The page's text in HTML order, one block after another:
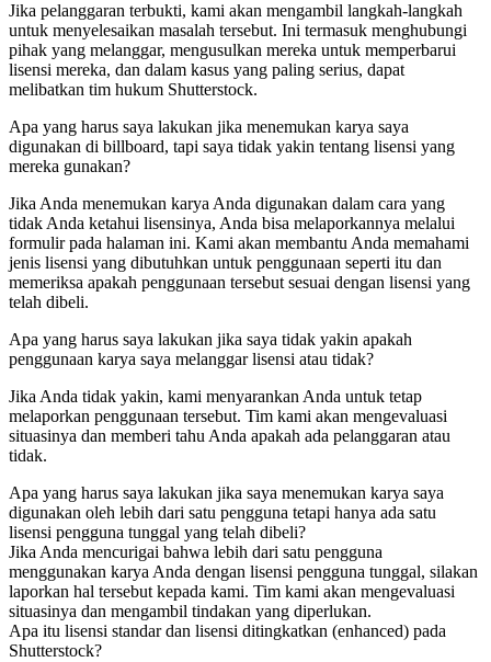
Jika pelanggaran terbukti, kami akan mengambil langkah-langkah
untuk menyelesaikan masalah tersebut. Ini termasuk menghubungi
pihak yang melanggar, mengusulkan mereka untuk memperbarui
lisensi mereka, dan dalam kasus yang paling serius, dapat
melibatkan tim hukum Shutterstock.
Apa yang harus saya lakukan jika menemukan karya saya
digunakan di billboard, tapi saya tidak yakin tentang lisensi yang
mereka gunakan?
Jika Anda menemukan karya Anda digunakan dalam cara yang
tidak Anda ketahui lisensinya, Anda bisa melaporkannya melalui
formulir pada halaman ini. Kami akan membantu Anda memahami
jenis lisensi yang dibutuhkan untuk penggunaan seperti itu dan
memeriksa apakah penggunaan tersebut sesuai dengan lisensi yang
telah dibeli.
Apa yang harus saya lakukan jika saya tidak yakin apakah
penggunaan karya saya melanggar lisensi atau tidak?
Jika Anda tidak yakin, kami menyarankan Anda untuk tetap
melaporkan penggunaan tersebut. Tim kami akan mengevaluasi
situasinya dan memberi tahu Anda apakah ada pelanggaran atau
tidak.
Apa yang harus saya lakukan jika saya menemukan karya saya
digunakan oleh lebih dari satu pengguna tetapi hanya ada satu
lisensi pengguna tunggal yang telah dibeli?
Jika Anda mencurigai bahwa lebih dari satu pengguna
menggunakan karya Anda dengan lisensi pengguna tunggal, silakan
laporkan hal tersebut kepada kami. Tim kami akan mengevaluasi
situasinya dan mengambil tindakan yang diperlukan.
Apa itu lisensi standar dan lisensi ditingkatkan (enhanced) pada
Shutterstock?